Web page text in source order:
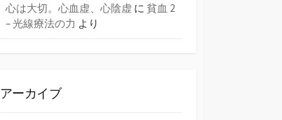
心は大切。心血虚、心陰虚 に 貧血 2
– 光線療法の力 より
アーカイブ